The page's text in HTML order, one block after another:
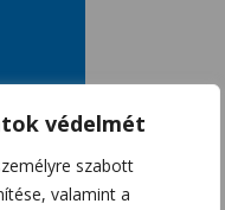
védelmét
szabott
valamint a